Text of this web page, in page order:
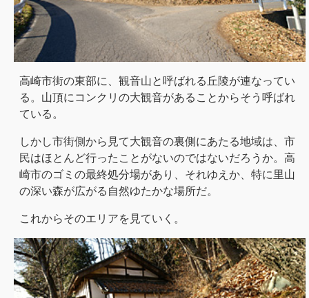
高崎市街の東部に、観音山と呼ばれる丘陵が連なってい
る。山頂にコンクリの大観音があることからそう呼ばれ
ている。
しかし市街側から見て大観音の裏側にあたる地域は、市
民はほとんど行ったことがないのではないだろうか。高
崎市のゴミの最終処分場があり、それゆえか、特に里山
の深い森が広がる自然ゆたかな場所だ。
これからそのエリアを見ていく。